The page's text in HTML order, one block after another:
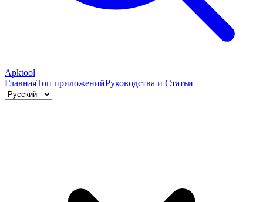
Apktool
ГлавнаяТоп приложенийРуководства и Статьи